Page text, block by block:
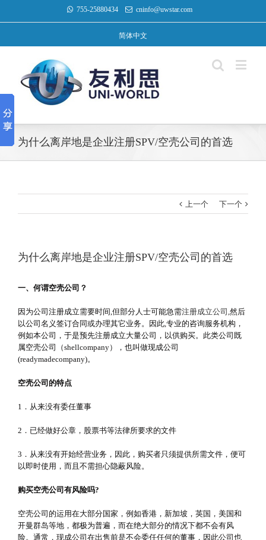
755-25880434 cninfo@uwstar.com
简体中文
为什么离岸地是企业注册SPV/空壳公司的首选
上一个 下一个
为什么离岸地是企业注册SPV/空壳公司的首选
一、何谓空壳公司？
因为公司注册成立需要时间,但部分人士可能急需注册成立公司 ,然后
以公司名义签订合同或办理其它业务。因此,专业的咨询服务机构，
例如本公司，于是预先注册成立大量公司，以供购买。此类公司既
属空壳公司（shellcompany），也叫做现成公司
(readymadecompany)。
空壳公司的特点
1．从来没有委任董事
2．已经做好公章，股票书等法律所要求的文件
3．从来没有开始经营业务，因此，购买者只须提供所需文件，便可
以即时使用，而且不需担心隐蔽风险。
购买空壳公司有风险吗?
空壳公司的运用在大部分国家，例如香港，新加坡，英国，美国和
开曼群岛等地，都极为普遍，而在绝大部分的情况下都不会有风
险。通常，现成公司在出售前是不会委任任何的董事，因此公司也